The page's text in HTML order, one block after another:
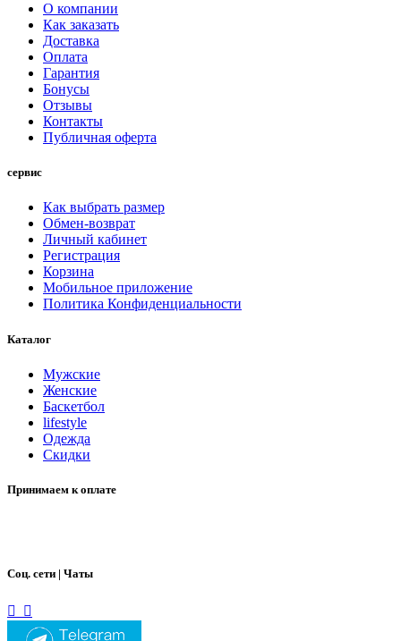
О компании
Как заказать
Доставка
Оплата
Гарантия
Бонусы
Отзывы
Контакты
Публичная оферта
сервис
Как выбрать размер
Обмен-возврат
Личный кабинет
Регистрация
Корзина
Мобильное приложение
Политика Конфиденциальности
Каталог
Мужские
Женские
Баскетбол
lifestyle
Одежда
Скидки
Принимаем к оплате
Соц. сети | Чаты